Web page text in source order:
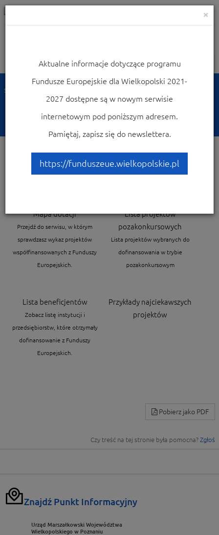
Nawigacja
Strona główna
Poznaj projekty
Poznaj projekty realizowanie w Wielkopolsce.
Mapa dotacji
Przejdź do serwisu, w którym
sprawdzasz wykaz projektów
współfinansowanych z Funduszy
Europejskich.
Lista projektów
pozakonkursowych
Lista projektów wybranych do
dofinansowania w trybie
pozakonkursowym
Lista beneficjentów
Zobacz listę instytucji i
przedsiębiorstw, które otrzymały
dofinansowanie z Funduszy
Europejskich.
Przykłady najciekawszych
projektów
Pobierz jako PDF
Czy treść na tej stronie była pomocna? Zgłoś
Znajdź Punkt Informacyjny
Urząd Marszałkowski Województwa
Wielkopolskiego w Poznaniu
×
Aktualne informacje dotyczące programu
Fundusze Europejskie dla Wielkopolski 2021-
2027 dostępne są w nowym serwisie
internetowym pod poniższym adresem.
Pamiętaj, zapisz się do newslettera.
https://funduszeue.wielkopolskie.pl